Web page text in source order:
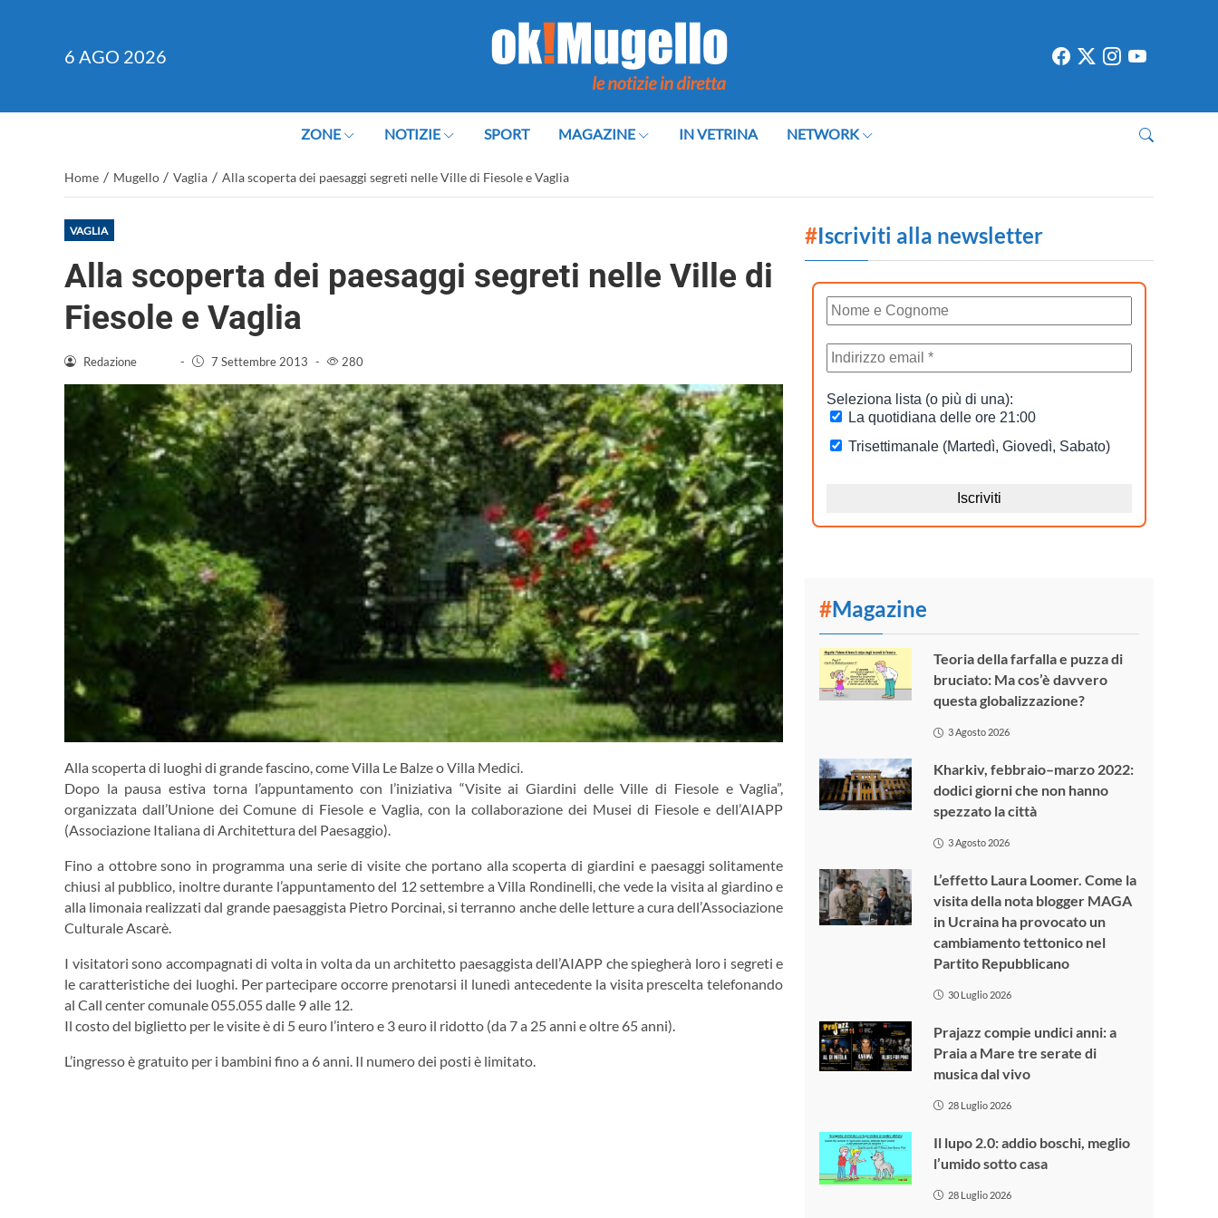
6 AGO 2026
ZONE NOTIZIE SPORT MAGAZINE IN VETRINA NETWORK
Home / Mugello / Vaglia / Alla scoperta dei paesaggi segreti nelle Ville di Fiesole e Vaglia
VAGLIA
Alla scoperta dei paesaggi segreti nelle Ville di
Fiesole e Vaglia
Redazione - 7 Settembre 2013 - 280
Alla scoperta di luoghi di grande fascino, come Villa Le Balze o Villa Medici.
Dopo la pausa estiva torna l’appuntamento con l’iniziativa “Visite ai Giardini delle Ville di Fiesole e Vaglia”,
organizzata dall’Unione dei Comune di Fiesole e Vaglia, con la collaborazione dei Musei di Fiesole e dell’AIAPP
(Associazione Italiana di Architettura del Paesaggio).
Fino a ottobre sono in programma una serie di visite che portano alla scoperta di giardini e paesaggi solitamente
chiusi al pubblico, inoltre durante l’appuntamento del 12 settembre a Villa Rondinelli, che vede la visita al giardino e
alla limonaia realizzati dal grande paesaggista Pietro Porcinai, si terranno anche delle letture a cura dell’Associazione
Culturale Ascarè.
I visitatori sono accompagnati di volta in volta da un architetto paesaggista dell’AIAPP che spiegherà loro i segreti e
le caratteristiche dei luoghi. Per partecipare occorre prenotarsi il lunedì antecedente la visita prescelta telefonando
al Call center comunale 055.055 dalle 9 alle 12.
Il costo del biglietto per le visite è di 5 euro l’intero e 3 euro il ridotto (da 7 a 25 anni e oltre 65 anni).
L’ingresso è gratuito per i bambini fino a 6 anni. Il numero dei posti è limitato.
#Iscriviti alla newsletter
#Magazine
Teoria della farfalla e puzza di
bruciato: Ma cos’è davvero
questa globalizzazione?
3 Agosto 2026
Kharkiv, febbraio–marzo 2022:
dodici giorni che non hanno
spezzato la città
3 Agosto 2026
L’effetto Laura Loomer. Come la
visita della nota blogger MAGA
in Ucraina ha provocato un
cambiamento tettonico nel
Partito Repubblicano
30 Luglio 2026
Prajazz compie undici anni: a
Praia a Mare tre serate di
musica dal vivo
28 Luglio 2026
Il lupo 2.0: addio boschi, meglio
l’umido sotto casa
28 Luglio 2026